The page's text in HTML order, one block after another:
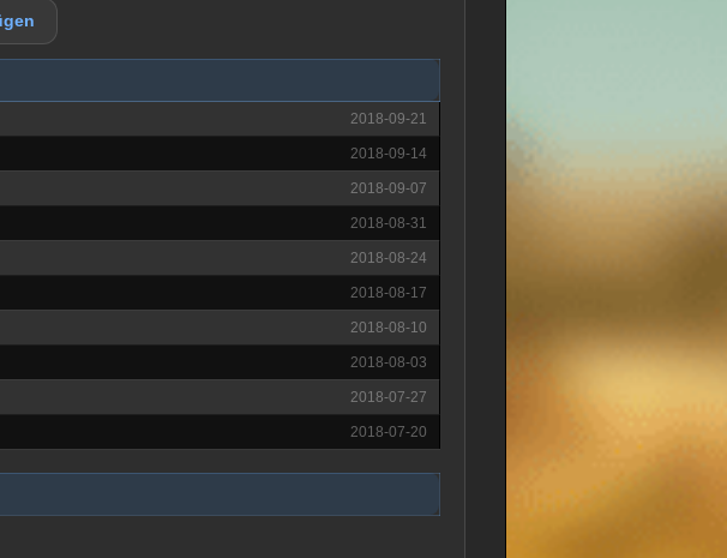
2018-09-21
2018-09-14
2018-09-07
2018-08-31
2018-08-24
2018-08-17
2018-08-10
2018-08-03
2018-07-27
2018-07-20